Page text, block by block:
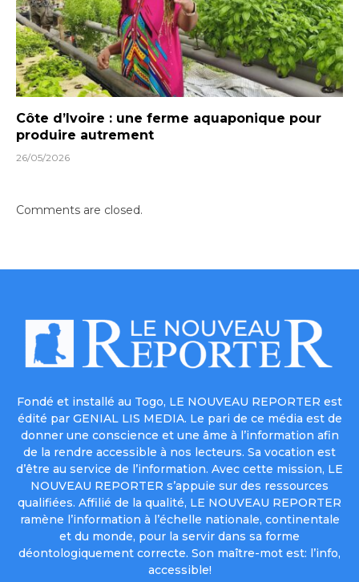
Côte d’Ivoire : une ferme aquaponique pour
produire autrement
26/05/2026
Comments are closed.
Fondé et installé au Togo, LE NOUVEAU REPORTER est
édité par GENIAL LIS MEDIA. Le pari de ce média est de
donner une conscience et une âme à l’information afin
de la rendre accessible à nos lecteurs. Sa vocation est
d’être au service de l’information. Avec cette mission, LE
NOUVEAU REPORTER s’appuie sur des ressources
qualifiées. Affilié de la qualité, LE NOUVEAU REPORTER
ramène l’information à l’échelle nationale, continentale
et du monde, pour la servir dans sa forme
déontologiquement correcte. Son maître-mot est: l’info,
accessible!